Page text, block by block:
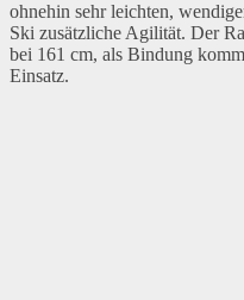
ohnehin sehr leichten,
Ski zusätzliche Agilität. Der
bei 161 cm, als Bindung
Einsatz.